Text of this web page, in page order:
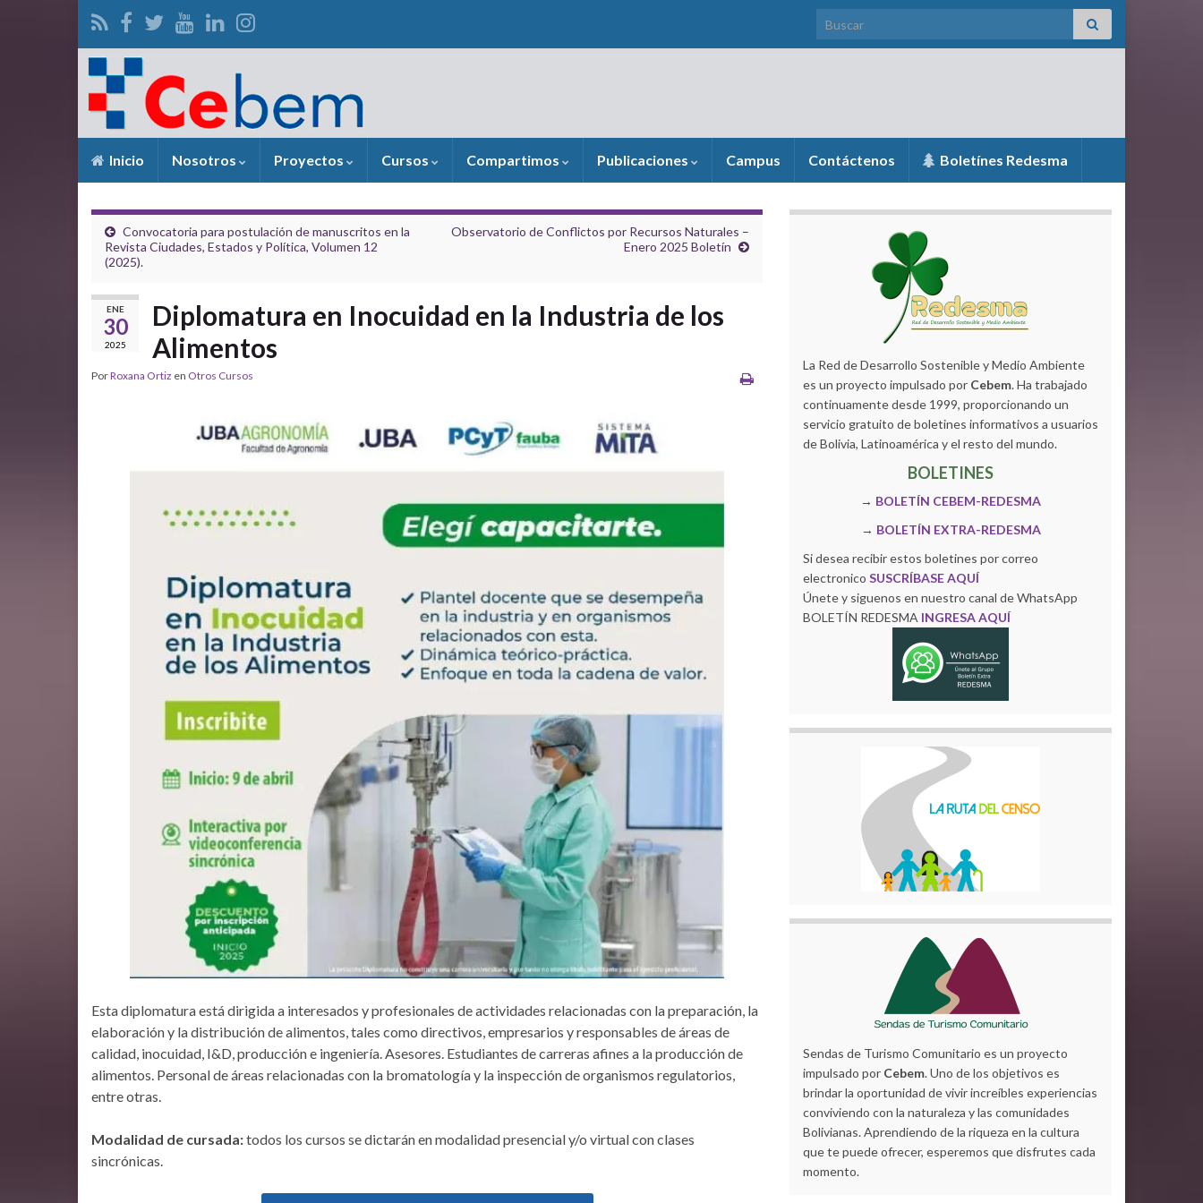
Search for:
Inicio Nosotros Proyectos Cursos Compartimos Publicaciones Campus Contáctenos Boletínes Redesma
Convocatoria para postulación de manuscritos en la
Revista Ciudades, Estados y Política, Volumen 12
(2025).
Observatorio de Conflictos por Recursos Naturales –
Enero 2025 Boletín
ENE
30
2025
Diplomatura en Inocuidad en la Industria de los
Alimentos
PorRoxana Ortiz en Otros Cursos
Esta diplomatura está dirigida a interesados y profesionales de actividades relacionadas con la preparación, la
elaboración y la distribución de alimentos, tales como directivos, empresarios y responsables de áreas de
calidad, inocuidad, I&D, producción e ingeniería. Asesores. Estudiantes de carreras afines a la producción de
alimentos. Personal de áreas relacionadas con la bromatología y la inspección de organismos regulatorios,
entre otras.
Modalidad de cursada:todos los cursos se dictarán en modalidad presencial y/o virtual con clases
sincrónicas.
La Red de Desarrollo Sostenible y Medio Ambiente
es un proyecto impulsado por Cebem. Ha trabajado
continuamente desde 1999, proporcionando un
servicio gratuito de boletines informativos a usuarios
de Bolivia, Latinoamérica y el resto del mundo.
BOLETINES
→ BOLETÍN CEBEM-REDESMA
→ BOLETÍN EXTRA-REDESMA
Si desea recibir estos boletines por correo
electronico SUSCRÍBASE AQUÍ
Únete y siguenos en nuestro canal de WhatsApp
BOLETÍN REDESMA INGRESA AQUÍ
Sendas de Turismo Comunitario es un proyecto
impulsado por Cebem. Uno de los objetivos es
brindar la oportunidad de vivir increíbles experiencias
conviviendo con la naturaleza y las comunidades
Bolivianas. Aprendiendo de la riqueza en la cultura
que te puede ofrecer, esperemos que disfrutes cada
momento.